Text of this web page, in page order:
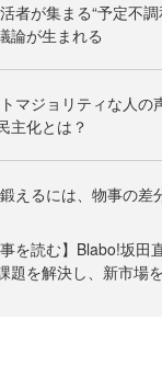
者が集まる“予定不
論が生まれる
マジョリティな人の
主化とは？
えるには、物事の
事を読む】Blabo!坂
題を解決し、新市場